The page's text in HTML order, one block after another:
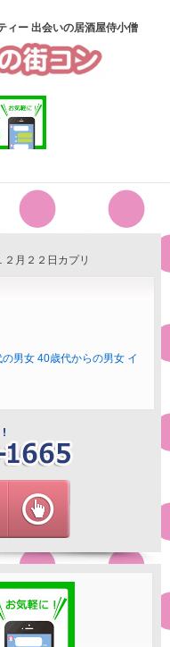
ィー 出会いの居酒屋侍小僧
２月２２日カプリ
男女 40歳代からの男女 イ